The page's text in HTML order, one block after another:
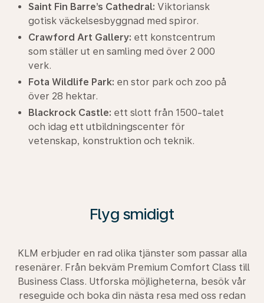
Saint Fin Barre’s Cathedral: Viktoriansk
gotisk väckelsesbyggnad med spiror.
Crawford Art Gallery: ett konstcentrum
som ställer ut en samling med över 2 000
verk.
Fota Wildlife Park: en stor park och zoo på
över 28 hektar.
Blackrock Castle: ett slott från 1500-talet
och idag ett utbildningscenter för
vetenskap, konstruktion och teknik.
Flyg smidigt
KLM erbjuder en rad olika tjänster som passar alla
resenärer. Från bekväm Premium Comfort Class till
Business Class. Utforska möjligheterna, besök vår
reseguide och boka din nästa resa med oss redan